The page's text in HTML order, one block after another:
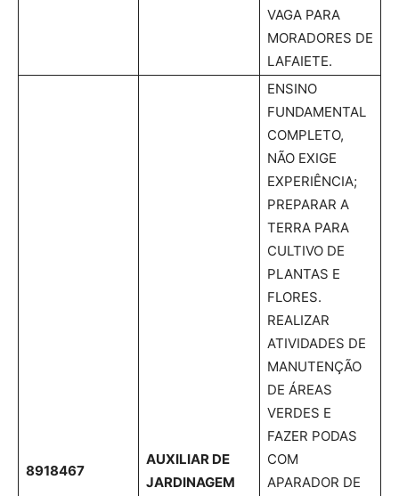
VAGA PARA
MORADORES DE
LAFAIETE.
8918467
AUXILIAR DE
JARDINAGEM
ENSINO
FUNDAMENTAL
COMPLETO,
NÃO EXIGE
EXPERIÊNCIA;
PREPARAR A
TERRA PARA
CULTIVO DE
PLANTAS E
FLORES.
REALIZAR
ATIVIDADES DE
MANUTENÇÃO
DE ÁREAS
VERDES E
FAZER PODAS
COM
APARADOR DE